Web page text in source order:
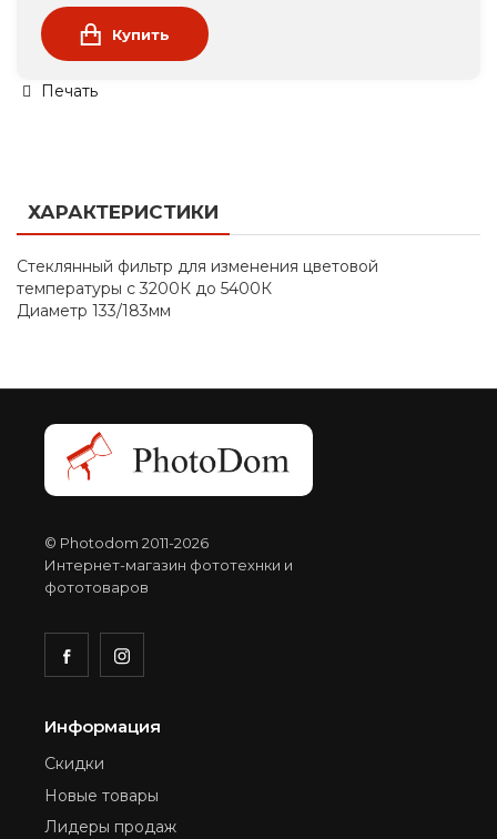
Купить
Печать
ХАРАКТЕРИСТИКИ
Стеклянный фильтр для изменения цветовой
температуры с 3200К до 5400К
Диаметр 133/183мм
© Photodom 2011-2026
Интернет-магазин фототехнки и
фототоваров
Информация
Скидки
Новые товары
Лидеры продаж